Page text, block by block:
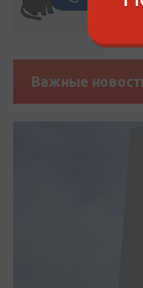
Важные